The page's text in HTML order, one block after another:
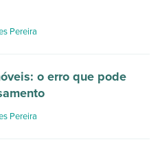
Pereira
o erro que pode
Pereira